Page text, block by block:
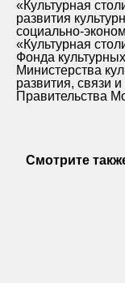
«Культурная
развития
социально-
«Культурная
Фонда
Министерства
развития, связи
Правительства
Смотрите